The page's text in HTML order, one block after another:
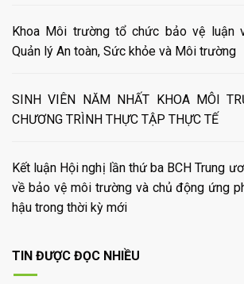
Khoa Môi trường tổ chức bảo vệ luận
Quản lý An toàn, Sức khỏe và Môi trường
SINH VIÊN NĂM NHẤT KHOA MÔI
CHƯƠNG TRÌNH THỰC TẬP THỰC TẾ
Kết luận Hội nghị lần thứ ba BCH Trung
về bảo vệ môi trường và chủ động ứng
hậu trong thời kỳ mới
TIN ĐƯỢC ĐỌC NHIỀU